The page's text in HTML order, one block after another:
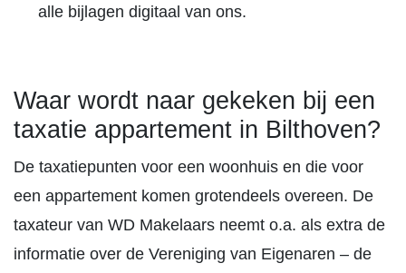
alle bijlagen digitaal van ons.
Waar wordt naar gekeken bij een
taxatie appartement in Bilthoven?
De taxatiepunten voor een woonhuis en die voor
een appartement komen grotendeels overeen. De
taxateur van WD Makelaars neemt o.a. als extra de
informatie over de Vereniging van Eigenaren – de